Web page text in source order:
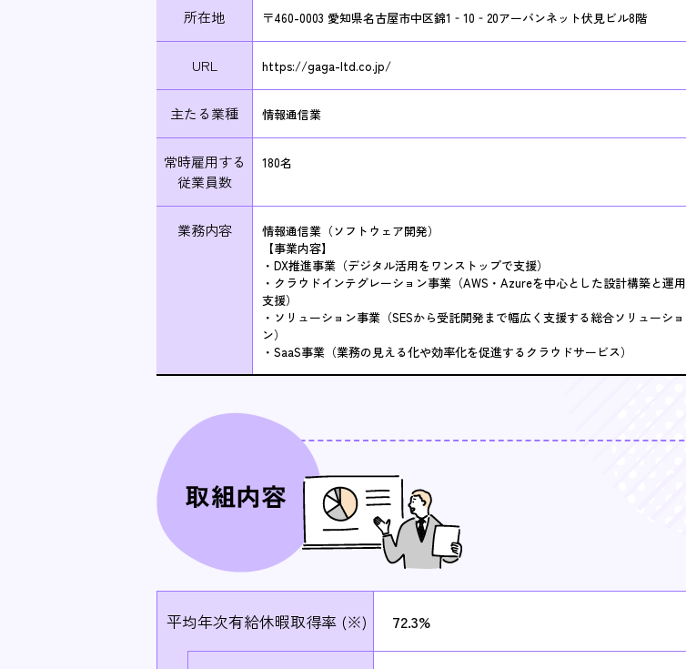
所在地 〒460-0003 愛知県名古屋市中区錦1‐10‐20アーバンネット伏見ビル8階
URL https://gaga-ltd.co.jp/
主たる業種 情報通信業
常時雇用する
従業員数
180名
業務内容
情報通信業（ソフトウェア開発）
【事業内容】
・DX推進事業（デジタル活用をワンストップで支援）
・クラウドインテグレーション事業（AWS・Azureを中心とした設計構築と運用
支援）
・ソリューション事業（SESから受託開発まで幅広く支援する総合ソリューショ
ン）
・SaaS事業（業務の見える化や効率化を促進するクラウドサービス）
平均年次有給休暇取得率 (※) 72.3%